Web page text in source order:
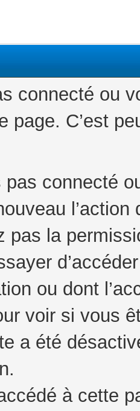
connecté ou
page. C’est
pas connecté
pas la
ou dont
voir si vous
a été
à cette